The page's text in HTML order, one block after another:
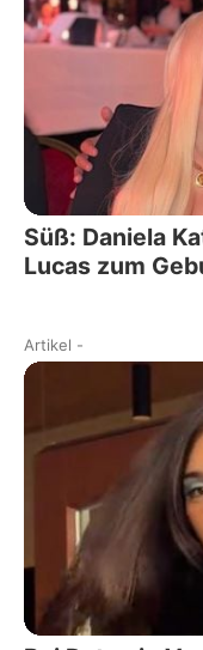
Süß: Daniela
Lucas zum
Artikel -